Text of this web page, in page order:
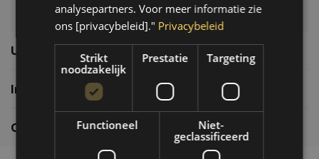
Usefull links
Informatie
Contactgegevens
analysepartners. Voor meer informatie zie
ons [privacybeleid]." Privacybeleid
Strikt
noodzakelijk
Prestatie Targeting
Functioneel
Niet-
geclassificeerd